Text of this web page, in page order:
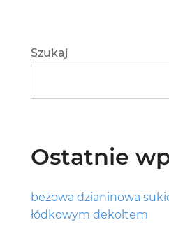
Szukaj
Ostatnie
beżowa dzianinowa
łódkowym dekoltem